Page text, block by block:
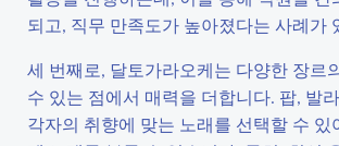
되고, 직무 만족도가 높아졌다는 사례가
세 번째로, 달토가라오케는 다양한 장르
수 있는 점에서 매력을 더합니다. 팝, 발
각자의 취향에 맞는 노래를 선택할 수 있